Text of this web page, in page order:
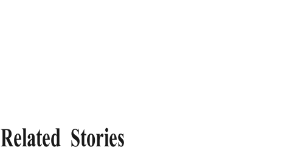
Related Stories